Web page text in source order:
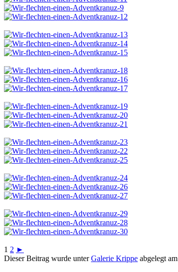
1 2 ►
Dieser Beitrag wurde unterGalerie Krippe abgelegt am